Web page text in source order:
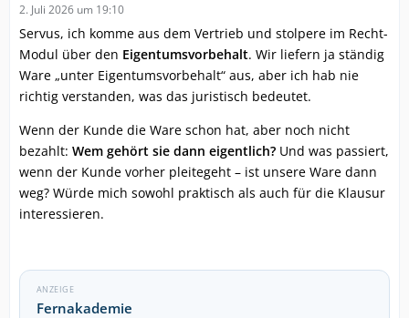
2. Juli 2026 um 19:10
Servus, ich komme aus dem Vertrieb und stolpere im Recht-
Modul über den Eigentumsvorbehalt. Wir liefern ja ständig
Ware „unter Eigentumsvorbehalt“ aus, aber ich hab nie
richtig verstanden, was das juristisch bedeutet.
Wenn der Kunde die Ware schon hat, aber noch nicht
bezahlt: Wem gehört sie dann eigentlich? Und was passiert,
wenn der Kunde vorher pleitegeht – ist unsere Ware dann
weg? Würde mich sowohl praktisch als auch für die Klausur
interessieren.
ANZEIGE
Fernakademie